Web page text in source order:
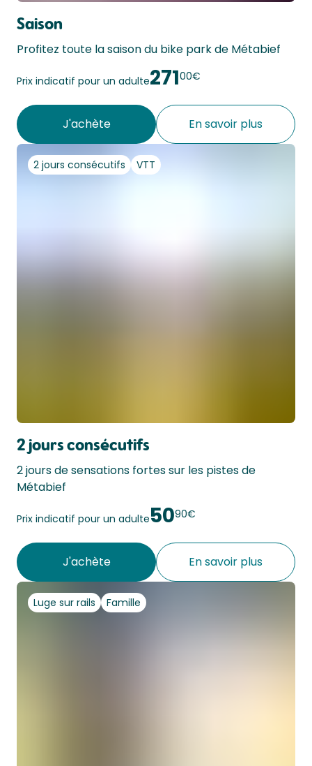
Saison
Profitez toute la saison du bike park de Métabief
Prix indicatif pour un adulte27100€
J'achète En savoir plus
2 jours consécutifs VTT
2 jours consécutifs
2 jours de sensations fortes sur les pistes de
Métabief
Prix indicatif pour un adulte5090€
J'achète En savoir plus
Luge sur rails Famille